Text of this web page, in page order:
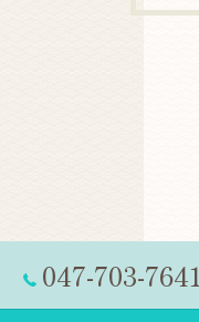
047-703-7641